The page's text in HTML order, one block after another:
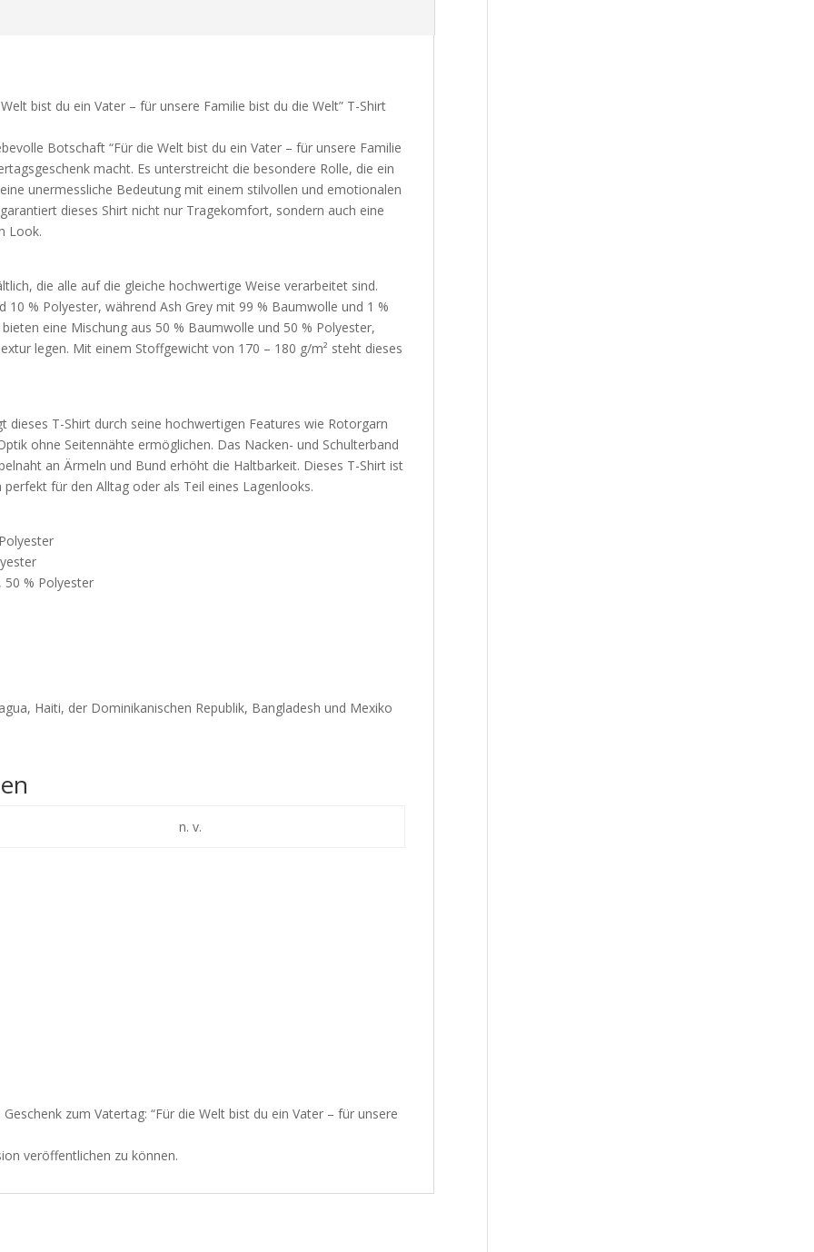
bist du ein Vater – für unsere Familie bist du die Welt” T-Shirt
Botschaft “Für die Welt bist du ein Vater – für unsere Familie
macht. Es unterstreicht die besondere Rolle, die ein
unermessliche Bedeutung mit einem stilvollen und emotionalen
dieses Shirt nicht nur Tragekomfort, sondern auch eine
Look.
die alle auf die gleiche hochwertige Weise verarbeitet sind.
10 % Polyester, während Ash Grey mit 99 % Baumwolle und 1 %
eine Mischung aus 50 % Baumwolle und 50 % Polyester,
legen. Mit einem Stoffgewicht von 170 – 180 g/m² steht dieses
T-Shirt durch seine hochwertigen Features wie Rotorgarn
ohne Seitennähte ermöglichen. Das Nacken- und Schulterband
an Ärmeln und Bund erhöht die Haltbarkeit. Dieses T-Shirt ist
für den Alltag oder als Teil eines Lagenlooks.
50 % Polyester
Haiti, der Dominikanischen Republik, Bangladesh und Mexiko
n. v.
zum Vatertag: “Für die Welt bist du ein Vater – für unsere
veröffentlichen zu können.